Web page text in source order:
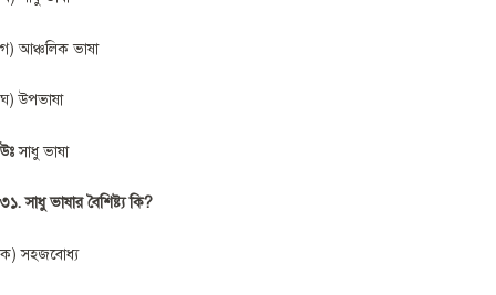
গ) আঞ্চলিক ভাষা
ঘ) উপভাষা
উঃসাধু ভাষা
৩১. সাধু ভাষার বৈশিষ্ট্য কি?
ক) সহজবোধ্য